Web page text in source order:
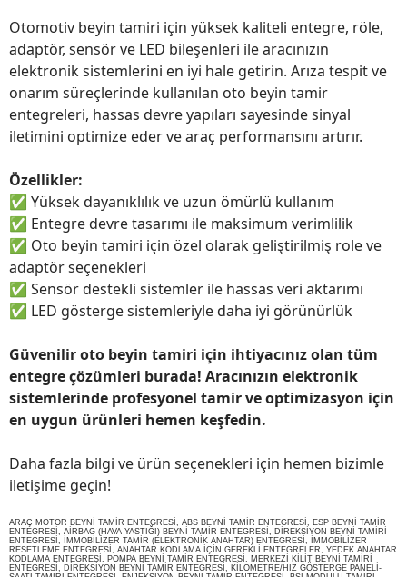
Otomotiv beyin tamiri için yüksek kaliteli entegre, röle,
adaptör, sensör ve LED bileşenleri ile aracınızın
elektronik sistemlerini en iyi hale getirin. Arıza tespit ve
onarım süreçlerinde kullanılan oto beyin tamir
entegreleri, hassas devre yapıları sayesinde sinyal
iletimini optimize eder ve araç performansını artırır.
Özellikler:
✅ Yüksek dayanıklılık ve uzun ömürlü kullanım
✅ Entegre devre tasarımı ile maksimum verimlilik
✅ Oto beyin tamiri için özel olarak geliştirilmiş role ve
adaptör seçenekleri
✅ Sensör destekli sistemler ile hassas veri aktarımı
✅ LED gösterge sistemleriyle daha iyi görünürlük
Güvenilir oto beyin tamiri için ihtiyacınız olan tüm
entegre çözümleri burada! Aracınızın elektronik
sistemlerinde profesyonel tamir ve optimizasyon için
en uygun ürünleri hemen keşfedin.
Daha fazla bilgi ve ürün seçenekleri için hemen bizimle
iletişime geçin!
ARAÇ MOTOR BEYNİ TAMİR ENTEGRESİ, ABS BEYNİ TAMİR ENTEGRESİ, ESP BEYNİ TAMİR
ENTEGRESİ, AİRBAG (HAVA YASTIĞI) BEYNİ TAMİR ENTEGRESİ, DİREKSİYON BEYNİ TAMİRİ
ENTEGRESİ, İMMOBİLİZER TAMİR (ELEKTRONİK ANAHTAR) ENTEGRESİ, İMMOBİLİZER
RESETLEME ENTEGRESİ, ANAHTAR KODLAMA İÇİN GEREKLİ ENTEGRELER, YEDEK ANAHTAR
KODLAMA ENTEGRESİ, POMPA BEYNİ TAMİR ENTEGRESİ, MERKEZİ KİLİT BEYNİ TAMİRİ
ENTEGRESİ, DİREKSİYON BEYNİ TAMİR ENTEGRESİ, KİLOMETRE/HIZ GÖSTERGE PANELİ-